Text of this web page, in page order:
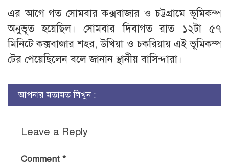
এর আগে গত সোমবার কক্সবাজার ও চট্টগ্রামে ভূমিকম্প
অনুভূত হয়েছিল। সোমবার দিবাগত রাত ১২টা ৫৭
মিনিটে কক্সবাজার শহর, উখিয়া ও চকরিয়ায় এই ভূমিকম্প
টের পেয়েছিলেন বলে জানান স্থানীয় বাসিন্দারা।
আপনার মতামত লিখুন :
Leave a Reply
Comment *